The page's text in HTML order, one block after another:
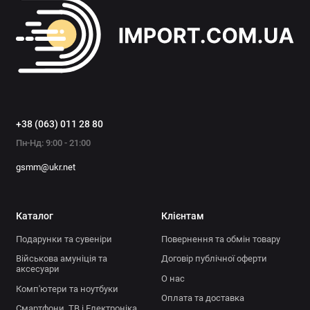
Аксесуари для електроніки
Офісна техніка
Показати все
+38 (063) 011 28 80
Пн-Нд: 9:00 - 21:00
gsmm@ukr.net
Каталог
Подарунки та сувеніри
Військова амуніція та
аксесуари
Комп'ютери та ноутбуки
Клієнтам
Повернення та обмін товару
Договір публічної оферти
О нас
Оплата та доставка